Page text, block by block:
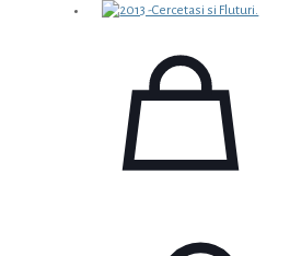
inițial
7,49 €.
curent